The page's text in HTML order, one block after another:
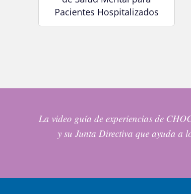
Pacientes Hospitalizados
La video guía de experiencias de
y su Junta Directiva que ayuda a